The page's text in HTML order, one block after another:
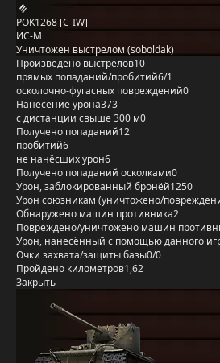
POK1268 [C-IW]
ИС-М
Уничтожен выстрелом (soboldak)
Произведено выстрелов10
прямых попаданий/пробитий6/1
осколочно-фугасных повреждений0
Нанесение урона373
с дистанции свыше 300 м0
Получено попаданий12
пробитий6
не нанёсших урон6
Получено попаданий осколками0
Урон, заблокированный бронёй1250
Урон союзникам (уничтожено/
Обнаружено машин противника2
Повреждено/уничтожено машин
Урон, нанесённый с помощью данного
Очки захвата/защиты базы0/0
Пройдено километров1,62
Закрыть